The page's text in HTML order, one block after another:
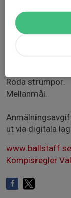
Matchtröja
Ta med:
Röda strumpor.
Mellanmål.
ut via digitala
Kompisregler